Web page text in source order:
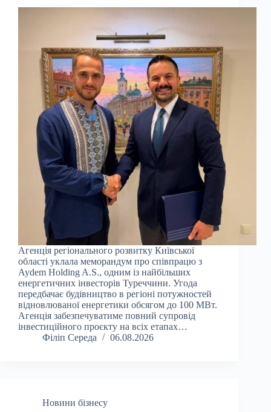
Агенція регіонального розвитку Київської
області уклала меморандум про співпрацю з
Aydem Holding A.S., одним із найбільших
енергетичних інвесторів Туреччини. Угода
передбачає будівництво в регіоні потужностей
відновлюваної енергетики обсягом до 100 МВт.
Агенція забезпечуватиме повний супровід
інвестиційного проєкту на всіх етапах…
Філіп Середа
06.08.2026
Новини бізнесу